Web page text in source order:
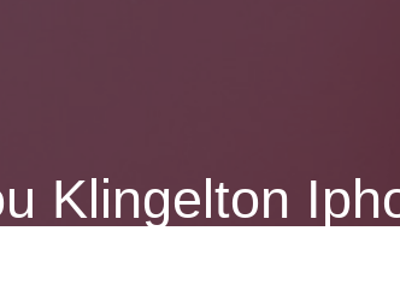
Klingelton